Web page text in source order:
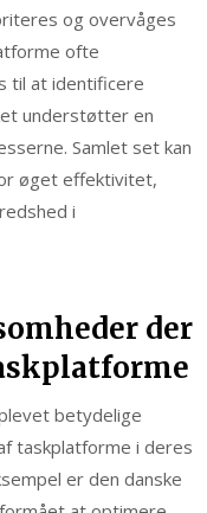
og overvåges
ofte
til at identificere
understøtter en
Samlet set kan
øget effektivitet,
i
der
betydelige
taskplatforme i deres
er den danske